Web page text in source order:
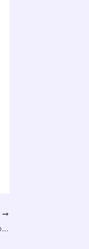
Futbol Tarihinde Unutulmaz Rekorlar ve Sürpriz Skorlar